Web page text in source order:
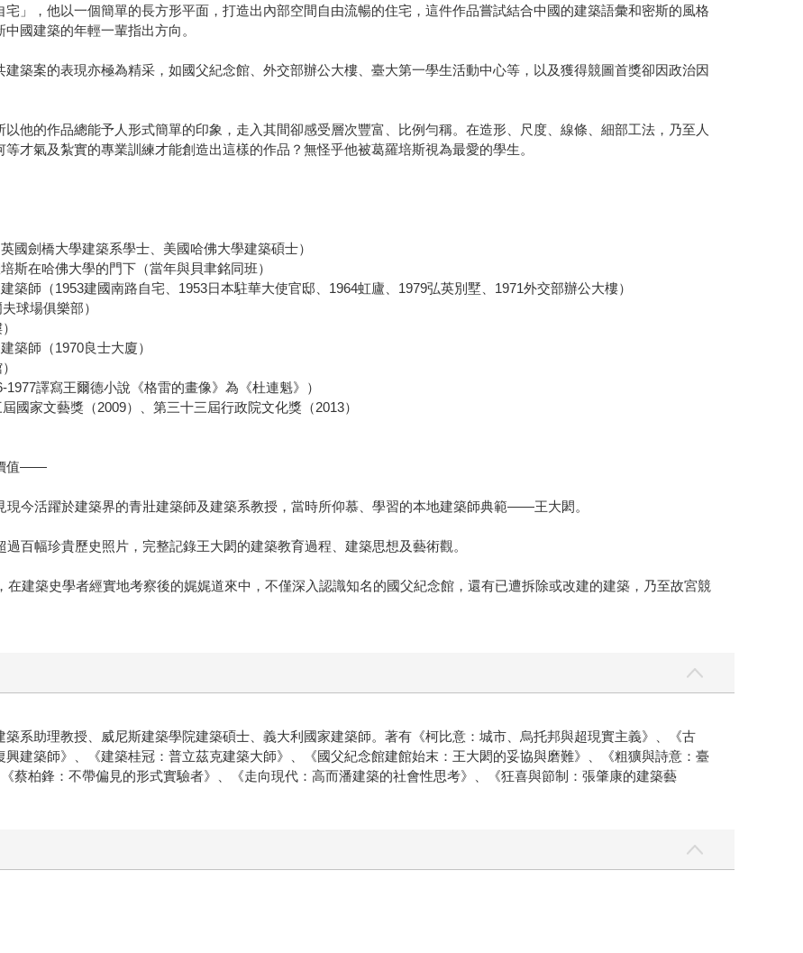
」，他以一個簡單的長方形平面，打造出內部空間自由流暢的住宅，這件作品嘗試結合中國的建築語彙和密斯的風格
國建築的年輕一輩指出方向。
築案的表現亦極為精采，如國父紀念館、外交部辦公大樓、臺大第一學生活動中心等，以及獲得競圖首獎卻因政治因
他的作品總能予人形式簡單的印象，走入其間卻感受層次豐富、比例勻稱。在造形、尺度、線條、細部工法，乃至人
才氣及紮實的專業訓練才能創造出這樣的作品？無怪乎他被葛羅培斯視為最愛的學生。
國劍橋大學建築系學士、美國哈佛大學建築碩士）
斯在哈佛大學的門下（當年與貝聿銘同班）
師（1953建國南路自宅、1953日本駐華大使官邸、1964虹廬、1979弘英別墅、1971外交部辦公大樓）
球場俱樂部）
築師（1970良士大廈）
譯寫王爾德小說《格雷的畫像》為《杜連魁》）
國家文藝獎（2009）、第三十三屆行政院文化獎（2013）
價值——
今活躍於建築界的青壯建築師及建築系教授，當時所仰慕、學習的本地建築師典範——王大閎。
百幅珍貴歷史照片，完整記錄王大閎的建築教育過程、建築思想及藝術觀。
建築史學者經實地考察後的娓娓道來中，不僅深入認識知名的國父紀念館，還有已遭拆除或改建的建築，乃至故宮競
系助理教授、威尼斯建築學院建築碩士、義大利國家建築師。著有《柯比意：城市、烏托邦與超現實主義》、《古
建築師》、《建築桂冠：普立茲克建築大師》、《國父紀念館建館始末：王大閎的妥協與磨難》、《粗獷與詩意：臺
蔡柏鋒：不帶偏見的形式實驗者》、《走向現代：高而潘建築的社會性思考》、《狂喜與節制：張肇康的建築藝